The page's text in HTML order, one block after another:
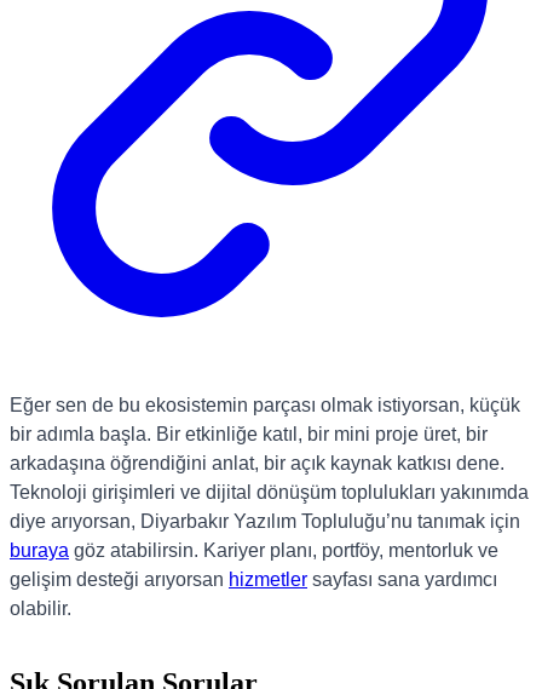
Eğer sen de bu ekosistemin parçası olmak istiyorsan, küçük
bir adımla başla. Bir etkinliğe katıl, bir mini proje üret, bir
arkadaşına öğrendiğini anlat, bir açık kaynak katkısı dene.
Teknoloji girişimleri ve dijital dönüşüm toplulukları yakınımda
diye arıyorsan, Diyarbakır Yazılım Topluluğu’nu tanımak için
buraya göz atabilirsin. Kariyer planı, portföy, mentorluk ve
gelişim desteği arıyorsan hizmetler sayfası sana yardımcı
olabilir.
Sık Sorulan Sorular